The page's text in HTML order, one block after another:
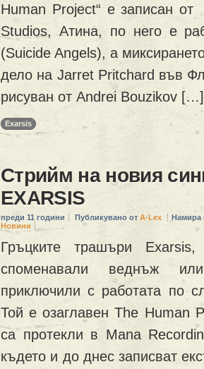
Human Project“ е записан
Studios, Атина, по него е
(Suicide Angels), а
дело на Jarret Pritchard във
рисуван от Andrei Bouzikov […]
Exarsis
Стрийм на новия
EXARSIS
преди 11 години Публикувано от A-Lex
Намира
Новини
Гръцките трашъри
споменавали веднъж
приключили с работата по
Той е озаглавен The Human
са протекли в Mana
където и до днес записват